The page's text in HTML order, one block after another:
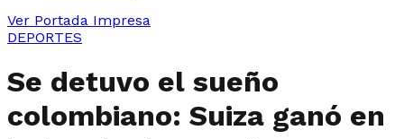
Ver Portada Impresa
DEPORTES
Se detuvo el sueño
colombiano: Suiza ganó en